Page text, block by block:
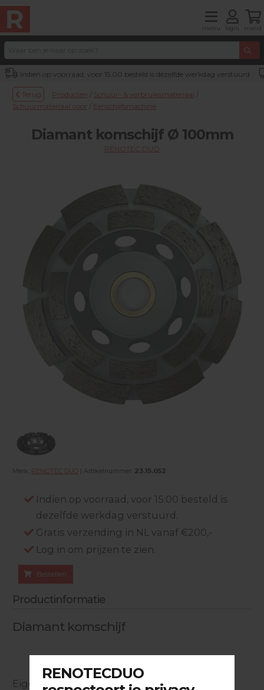
menu login mand
Indien op voorraad, voor 15:00 besteld is dezelfde werkdag verstuurd
Terug Producten / Schuur- & verbruiksmateriaal /
Schuurmateriaal voor / Eenschijfsmachine
Diamant komschijf Ø 100mm
RENOTEC DUO
Merk: RENOTEC DUO | Artikelnummer: 23.15.052
Indien op voorraad, voor 15:00 besteld is
dezelfde werkdag verstuurd.
Gratis verzending in NL vanaf €200,-
Log in om prijzen te zien.
Bestellen
Productinformatie
Diamant komschijf
Eigenschappen: